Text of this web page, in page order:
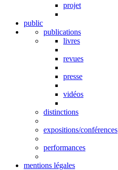
projet
public
publications
livres
revues
presse
vidéos
distinctions
expositions/conférences
performances
mentions légales